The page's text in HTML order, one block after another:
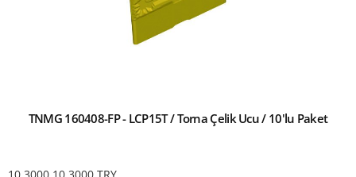
TNMG 160408-FP - LCP15T / Torna Çelik Ucu / 10'lu Paket